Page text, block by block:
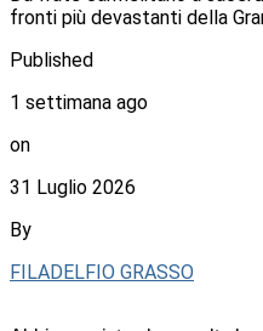
fronti più devastanti della
Published
1 settimana ago
on
31 Luglio 2026
By
FILADELFIO GRASSO